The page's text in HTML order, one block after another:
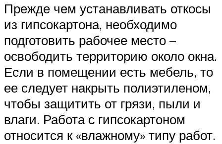
Прежде чем устанавливать откосы
из гипсокартона, необходимо
подготовить рабочее место –
освободить территорию около окна.
Если в помещении есть мебель, то
ее следует накрыть полиэтиленом,
чтобы защитить от грязи, пыли и
влаги. Работа с гипсокартоном
относится к «влажному» типу работ.